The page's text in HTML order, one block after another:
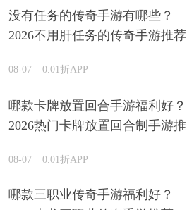
没有任务的传奇手游有哪些？
2026不用肝任务的传奇手游推荐
08-07 0.01折APP
哪款卡牌放置回合手游福利好？
2026热门卡牌放置回合制手游推
08-07 0.01折APP
哪款三职业传奇手游福利好？